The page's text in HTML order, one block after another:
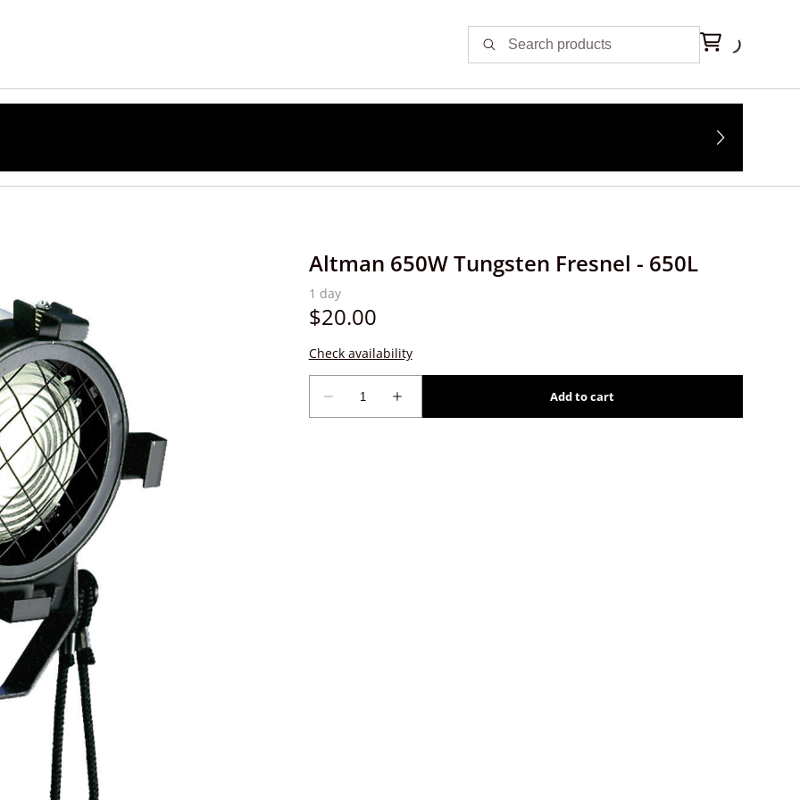
Altman 650W Tungsten Fresnel - 650L